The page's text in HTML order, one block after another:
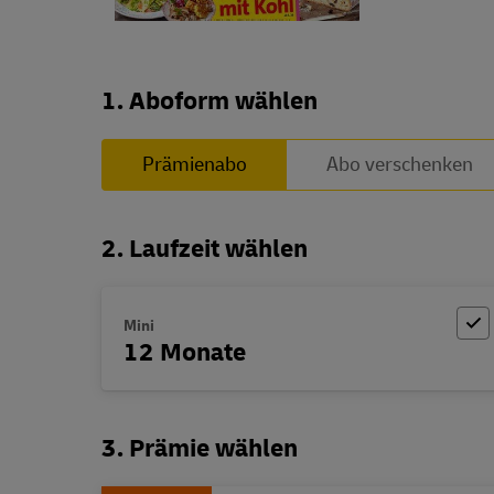
Abo zusammenstellen
1. Aboform wählen
Prämienabo Abo verschenken
2. Laufzeit wählen
Mini
12 Monate
3. Prämie wählen